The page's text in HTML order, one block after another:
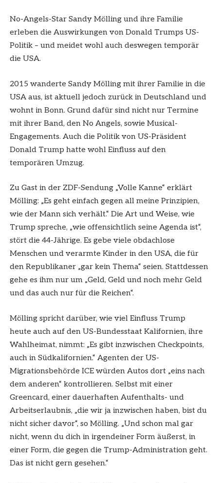
No-Angels-Star Sandy Mölling und ihre Familie
erleben die Auswirkungen von Donald Trumps US-
Politik – und meidet wohl auch deswegen temporär
die USA.
2015 wanderte Sandy Mölling mit ihrer Familie in die
USA aus, ist aktuell jedoch zurück in Deutschland und
wohnt in Bonn. Grund dafür sind nicht nur Termine
mit ihrer Band, den No Angels, sowie Musical-
Engagements. Auch die Politik von US-Präsident
Donald Trump hatte wohl Einfluss auf den
temporären Umzug.
Zu Gast in der ZDF-Sendung „Volle Kanne“ erklärt
Mölling: „Es geht einfach gegen all meine Prinzipien,
wie der Mann sich verhält.“ Die Art und Weise, wie
Trump spreche, „wie offensichtlich seine Agenda ist“,
stört die 44-Jährige. Es gebe viele obdachlose
Menschen und verarmte Kinder in den USA, die für
den Republikaner „gar kein Thema“ seien. Stattdessen
gehe es ihm nur um „Geld, Geld und noch mehr Geld
und das auch nur für die Reichen“.
Mölling spricht darüber, wie viel Einfluss Trump
heute auch auf den US-Bundesstaat Kalifornien, ihre
Wahlheimat, nimmt: „Es gibt inzwischen Checkpoints,
auch in Südkalifornien.“ Agenten der US-
Migrationsbehörde ICE würden Autos dort „eins nach
dem anderen“ kontrollieren. Selbst mit einer
Greencard, einer dauerhaften Aufenthalts- und
Arbeitserlaubnis, „die wir ja inzwischen haben, bist du
nicht sicher davor“, so Mölling. „Und schon mal gar
nicht, wenn du dich in irgendeiner Form äußerst, in
einer Form, die gegen die Trump-Administration geht.
Das ist nicht gern gesehen.“